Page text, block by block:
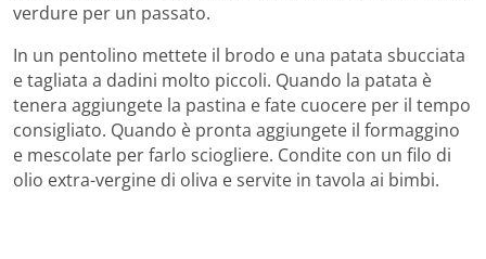
verdure per un passato.
In un pentolino mettete il brodo e una patata sbucciata
e tagliata a dadini molto piccoli. Quando la patata è
tenera aggiungete la pastina e fate cuocere per il tempo
consigliato. Quando è pronta aggiungete il formaggino
e mescolate per farlo sciogliere. Condite con un filo di
olio extra-vergine di oliva e servite in tavola ai bimbi.